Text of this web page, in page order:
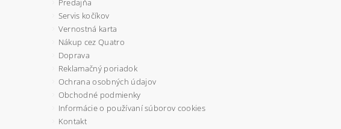
Predajňa
Servis kočíkov
Vernostná karta
Nákup cez Quatro
Doprava
Reklamačný poriadok
Ochrana osobných údajov
Obchodné podmienky
Informácie o používaní súborov cookies
Kontakt